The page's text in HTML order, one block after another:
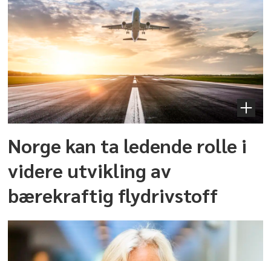
Norge kan ta ledende rolle i
videre utvikling av
bærekraftig flydrivstoff